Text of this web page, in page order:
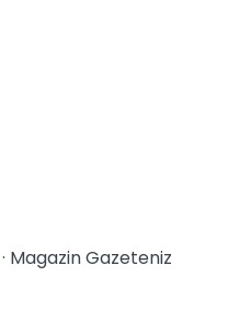
· Magazin Gazeteniz